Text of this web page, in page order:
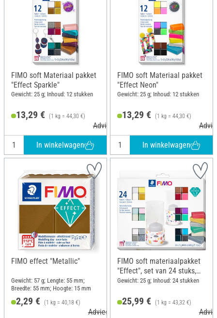
FIMO soft Materiaal pakket
"Effect Sparkle"
Gewicht: 25 g; Inhoud: 12 stukken
13,29 € (1 kg = 44,30 €)
Adviesprijs 18,95 €
In winkelwagen
FIMO soft Materiaal pakket
"Effect Neon"
Gewicht: 25 g; Inhoud: 12 stukken
13,29 € (1 kg = 44,30 €)
In winkelwagen
FIMO effect "Metallic"
Gewicht: 57 g; Lengte: 55 mm;
Breedte: 55 mm; Hoogte: 15 mm
2,29 € (1 kg = 40,18 €)
Adviesprijs 3,60 €
FIMO soft materiaalpakket
"Effect", set van 24 stuks,
600 g
Gewicht: 25 g; Inhoud: 24 stukken
25,99 € (1 kg = 43,32 €)